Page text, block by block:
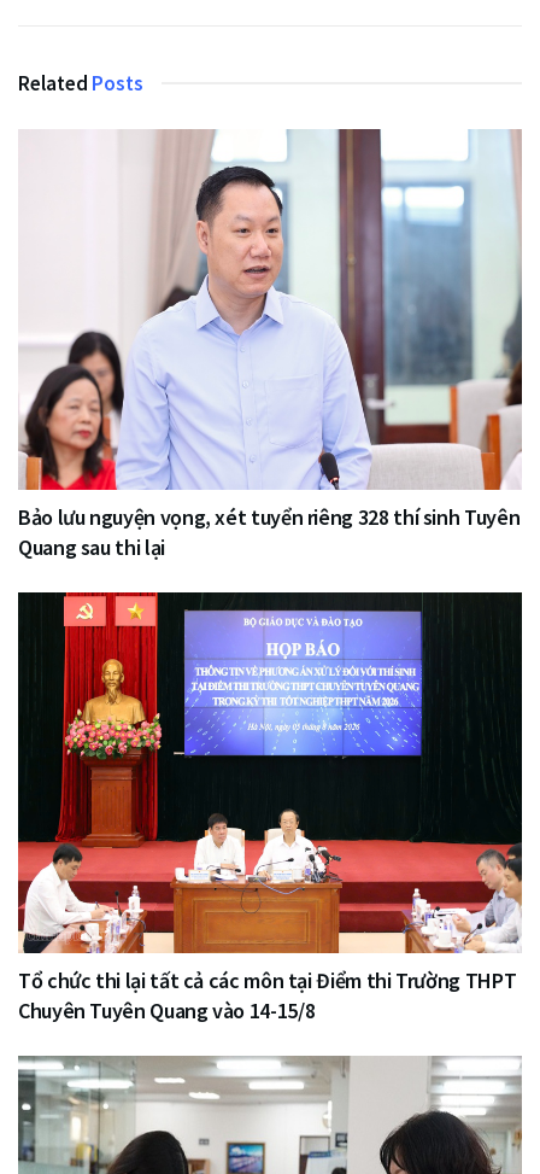
Related Posts
Bảo lưu nguyện vọng, xét tuyển riêng 328 thí sinh Tuyên
Quang sau thi lại
Tổ chức thi lại tất cả các môn tại Điểm thi Trường THPT
Chuyên Tuyên Quang vào 14-15/8